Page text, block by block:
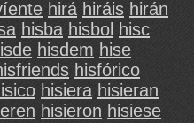
hirá hiráis hirán
hisba hisbol hisc
hisdem hise
hisfórico
hisiera hisieran
hisieron hisiese